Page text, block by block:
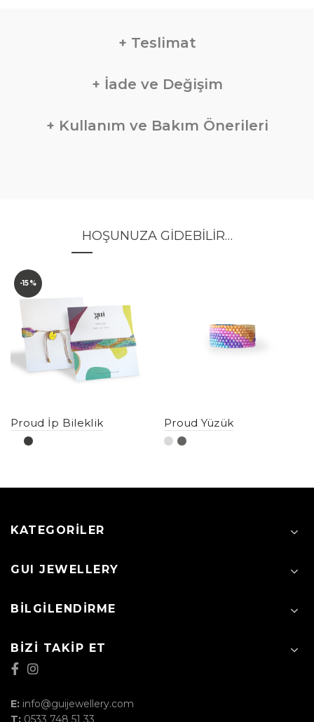
Teslimat
İade ve Değişim
Kullanım ve Bakım Önerileri
HOŞUNUZA GIDEBILIR…
-15%
Proud İp Bileklik Proud Yüzük
KATEGORILER
GUI JEWELLERY
BILGILENDIRME
BIZI TAKIP ET
E: info@guijewellery.com
T: 0533 748 51 33